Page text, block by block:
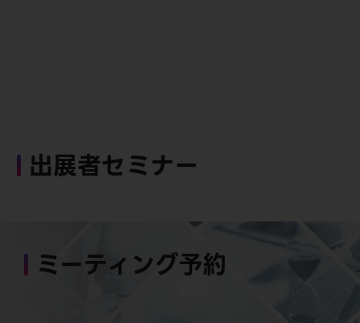
出展者セミナー
ミーティング予約